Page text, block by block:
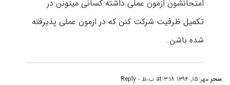
امتحانشون ازمون عملی داشته کسانی میتونن در
تکمیل ظرفیت شرکت کنن که در ازمون عملی پذیرفته
شده باشن.
سحرمهر ۱۵, ۱۳۹۴ at ۳:۱۸ ب٫ظ - Reply